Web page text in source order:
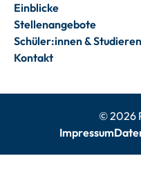
Einblicke
Stellenangebote
Schüler:innen &
Kontakt
© 2026
Impressum